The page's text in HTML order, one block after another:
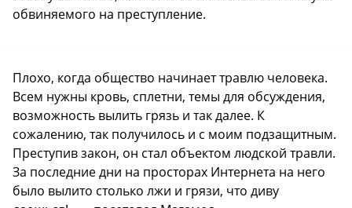
обвиняемого на преступление.
Плохо, когда общество начинает травлю человека.
Всем нужны кровь, сплетни, темы для обсуждения,
возможность вылить грязь и так далее. К
сожалению, так получилось и с моим подзащитным.
Преступив закон, он стал объектом людской травли.
За последние дни на просторах Интернета на него
было вылито столько лжи и грязи, что диву